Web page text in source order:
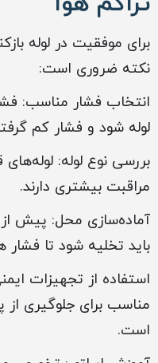
برای موفقیت در لوله
نکته ضروری است:
انتخاب فشار مناسب:
لوله شود و فشار کم
بررسی نوع لوله:
مراقبت بیشتری دارند.
آماده‌سازی محل: پیش از
باید تخلیه شود تا فشار
استفاده از تجهیزات
مناسب برای جلوگیری
است.